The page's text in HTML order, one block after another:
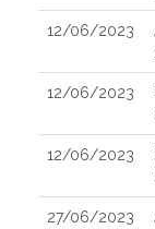
12/06/2023
12/06/2023
12/06/2023
27/06/2023